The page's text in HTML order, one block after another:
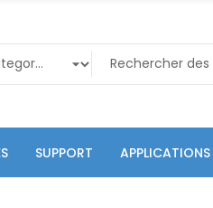
SUPPORT APPLICATIONS